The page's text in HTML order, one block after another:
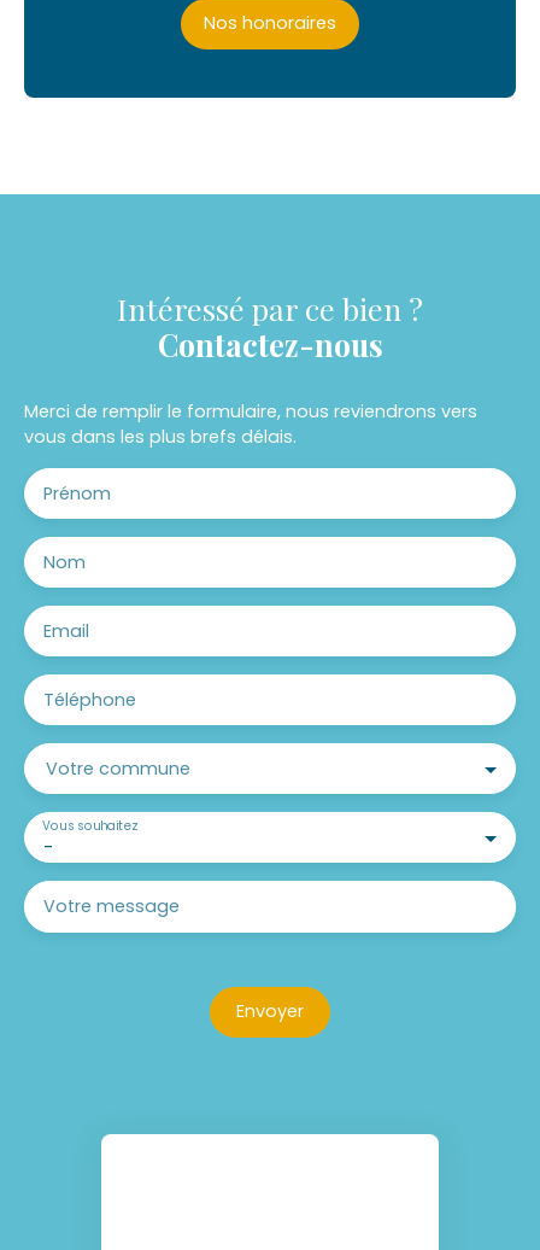
Nos honoraires
Intéressé par ce bien ?
Contactez-nous
Merci de remplir le formulaire, nous reviendrons vers
vous dans les plus brefs délais.
Prénom
Nom
Email
Téléphone
Votre commune
-
Vous souhaitez
Votre message
Envoyer